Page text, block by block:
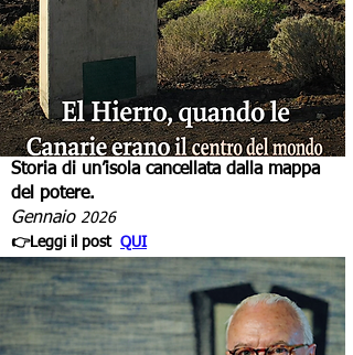
Storia di un’isola cancellata dalla mappa
del potere.
Gennaio 2026
👉Leggi il post QUI